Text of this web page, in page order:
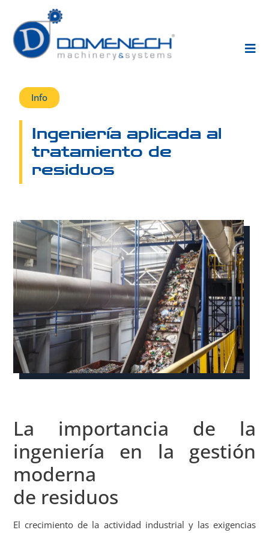
Info
Ingeniería aplicada al
tratamiento de
residuos
La importancia de la
ingeniería en la gestión
moderna
de residuos
El crecimiento de la actividad industrial y las exigencias